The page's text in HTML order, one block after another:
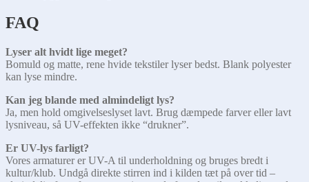
FAQ
Lyser alt hvidt lige meget?
Bomuld og matte, rene hvide tekstiler lyser bedst. Blank polyester
kan lyse mindre.
Kan jeg blande med almindeligt lys?
Ja, men hold omgivelseslyset lavt. Brug dæmpede farver eller lavt
lysniveau, så UV-effekten ikke “drukner”.
Er UV-lys farligt?
Vores armaturer er UV-A til underholdning og bruges bredt i
kultur/klub. Undgå direkte stirren ind i kilden tæt på over tid –